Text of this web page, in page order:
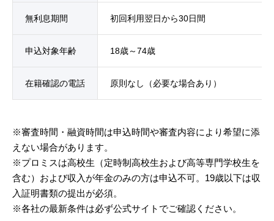
無利息期間 初回利用翌日から30日間
申込対象年齢 18歳～74歳
在籍確認の電話 原則なし（必要な場合あり）
※審査時間・融資時間は申込時間や審査内容により希望に添
えない場合があります。
※プロミスは高校生（定時制高校生および高等専門学校生を
含む）および収入が年金のみの方は申込不可。19歳以下は収
入証明書類の提出が必須。
※各社の最新条件は必ず公式サイトでご確認ください。